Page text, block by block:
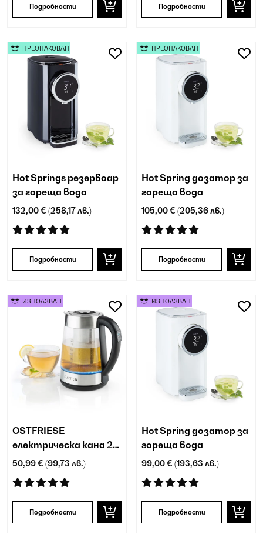
Подробности Подробности
Hot Springs резервоар
за гореща вода
132,00 € (258,17 лв.)
Подробности
ПРЕОПАКОВАН
Hot Spring дозатор за
гореща вода
105,00 € (205,36 лв.)
Подробности
ПРЕОПАКОВАН
OSTFRIESE
електрическа кана 2-
в-1 чайник 1.7л 2200WL
стомана стъкло
50,99 € (99,73 лв.)
Подробности
ИЗПОЛЗВАН
Hot Spring дозатор за
гореща вода
99,00 € (193,63 лв.)
Подробности
ИЗПОЛЗВАН